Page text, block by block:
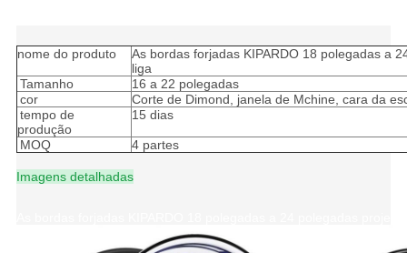
nome do produto
As bordas forjadas KIPARDO 18 polegadas a
liga
Tamanho
16 a 22 polegadas
cor
Corte de Dimond, janela de Mchine, cara da
tempo de
produção
15 dias
MOQ 4 partes
Imagens detalhadas